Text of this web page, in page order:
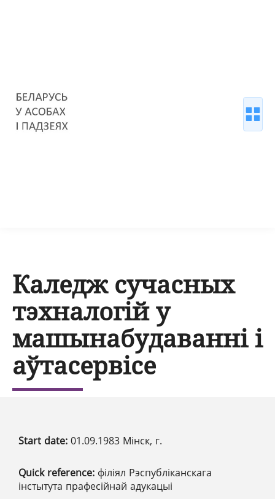
Каледж сучасных
тэхналогій у
машынабудаванні і
аўтасервісе
Start date: 01.09.1983 Мінск, г.
Quick reference: філіял Рэспубліканскага
інстытута прафесійнай адукацыі